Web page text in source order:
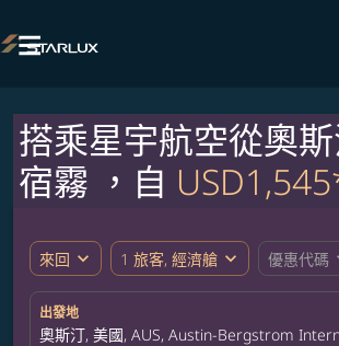

搭乘星宇航空從奧
宿霧 ，自
來回 expand_more 1 旅客, 經濟艙 expand_more 優惠代碼
出發地
奧斯汀, 美國, AUS, Austin-Bergstrom